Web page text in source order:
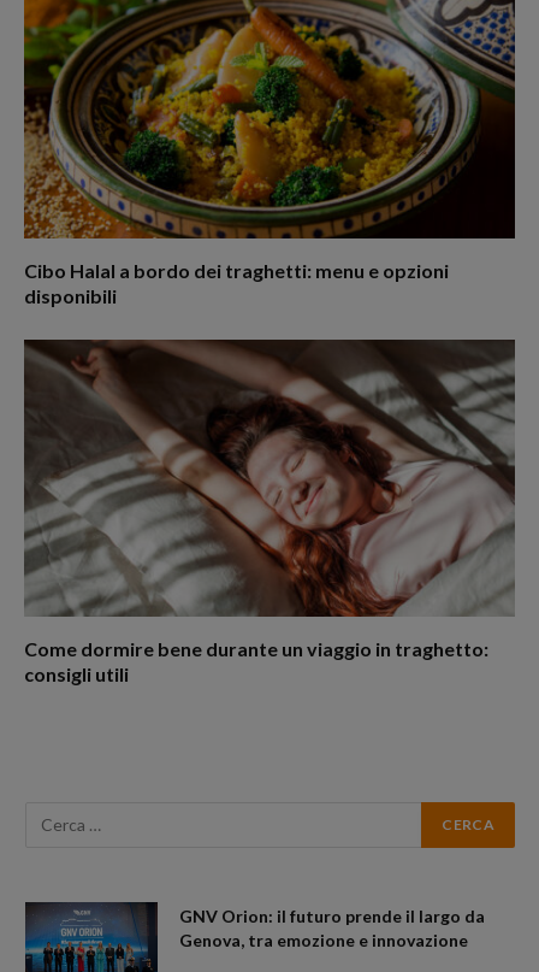
Cibo Halal a bordo dei traghetti: menu e opzioni
disponibili
Come dormire bene durante un viaggio in traghetto:
consigli utili
GNV Orion: il futuro prende il largo da
Genova, tra emozione e innovazione